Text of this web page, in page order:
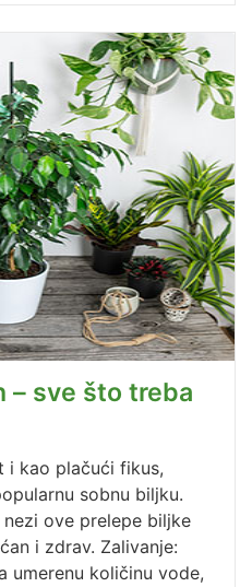
– sve što treba
i kao plačući fikus,
sobnu biljku.
ove prelepe biljke
i zdrav. Zalivanje:
umerenu količinu vode,